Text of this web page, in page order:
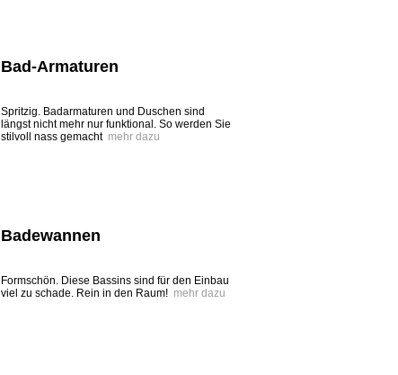
Bad-Armaturen
Spritzig. Badarmaturen und Duschen sind
längst nicht mehr nur funktional. So werden Sie
stilvoll nass gemacht mehr dazu
Badewannen
Formschön. Diese Bassins sind für den Einbau
viel zu schade. Rein in den Raum! mehr dazu